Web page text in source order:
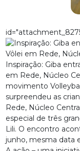
Inspiração: Giba
em Rede, Núcleo
movimento
surpreendeu as
Rede, Núcleo
especial de três
Lili. O encontro
junho, mesma data